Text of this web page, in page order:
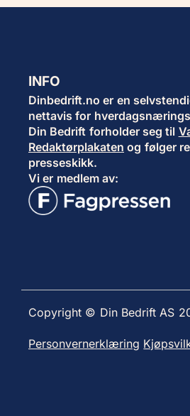
INFO
Dinbedrift.no er en
nettavis for
Din Bedrift forholder seg til
Redaktørplakaten og følger
presseskikk.
Vi er medlem av:
Copyright © Din Bedrift AS
Personvernerklæring